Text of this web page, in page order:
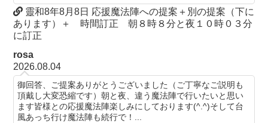
靈和8年8月8日 応援魔法陣への提案＋別の提案（下に
あります）＋ 時間訂正 朝８時８分と夜１０時０３分
に訂正
rosa
2026.08.04
御回答、ご提案ありがとうございました（ご丁寧なご説明も
頂戴し大変恐縮です）朝と夜、違う魔法陣で行いたいと思い
ます皆様との応援魔法陣楽しみにしております(^.^)そして台
風あっち行け魔法陣も続行で！...